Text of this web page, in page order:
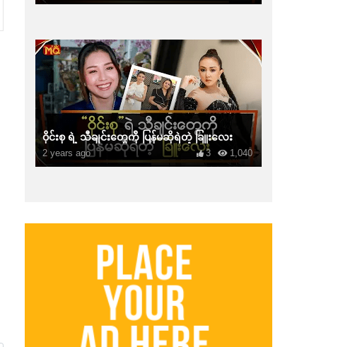
ဝိုင်းစု ရဲ့ သီချင်းတွေကို ပြန်မဆိုရဲတဲ့ ခြူးလေး
2 years ago 1,040
3